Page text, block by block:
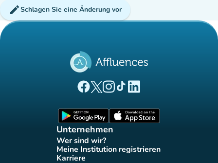
editSchlagen Sie eine Änderung vor
(new tab)
(new tab)
(new tab)(new tab)
(new tab)
Unternehmen
Wer sind wir?
(new tab)
Meine Institution registrieren
(new tab)
Karriere